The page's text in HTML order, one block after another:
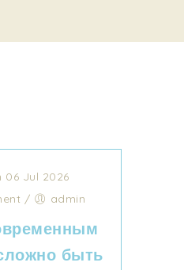
06 Jul 2026
/ admin
быть